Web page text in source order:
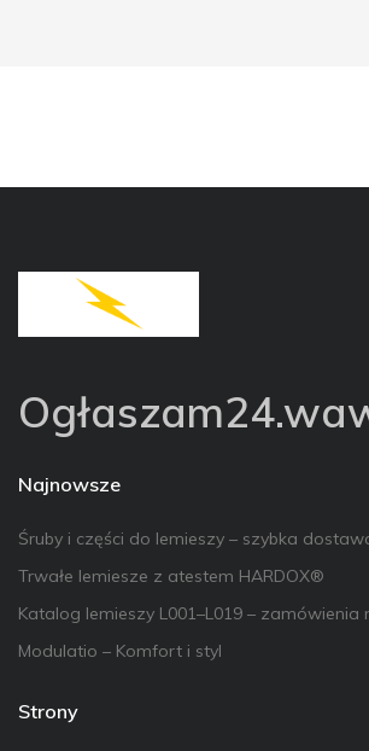
Najnowsze
Śruby i części do lemieszy – szybka
Trwałe lemiesze z atestem HARDOX®
Katalog lemieszy L001–L019 – zamówienia
Modulatio – Komfort i styl
Strony